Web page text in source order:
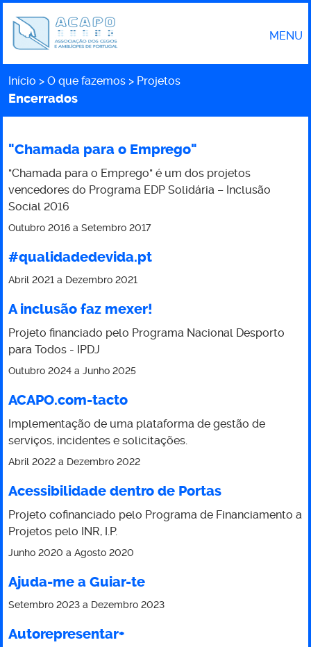
MENU
Caminho
Início O que fazemos Projetos
Encerrados
"Chamada para o Emprego"
"Chamada para o Emprego" é um dos projetos
vencedores do Programa EDP Solidária – Inclusão
Social 2016
Outubro 2016 a Setembro 2017
#qualidadedevida.pt
Abril 2021 a Dezembro 2021
A inclusão faz mexer!
Projeto financiado pelo Programa Nacional Desporto
para Todos - IPDJ
Outubro 2024 a Junho 2025
ACAPO.com-tacto
Implementação de uma plataforma de gestão de
serviços, incidentes e solicitações.
Abril 2022 a Dezembro 2022
Acessibilidade dentro de Portas
Projeto cofinanciado pelo Programa de Financiamento a
Projetos pelo INR, I.P.
Junho 2020 a Agosto 2020
Ajuda-me a Guiar-te
Setembro 2023 a Dezembro 2023
Autorepresentar+